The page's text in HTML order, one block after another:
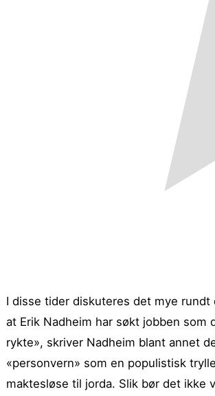
I disse tider diskuteres det mye
at Erik Nadheim har søkt jobben
rykte», skriver Nadheim blant annet
«personvern» som en populistisk
maktesløse til jorda. Slik bør det